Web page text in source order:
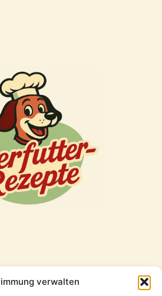
verwalten